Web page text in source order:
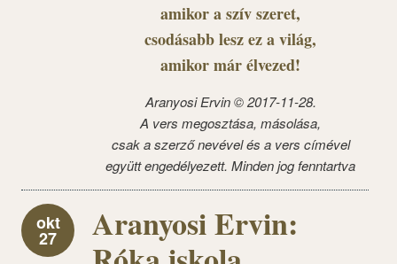
amikor a szív szeret,
csodásabb lesz ez a világ,
amikor már élvezed!
Aranyosi Ervin © 2017-11-28.
A vers megosztása, másolása,
csak a szerző nevével és a vers címével
együtt engedélyezett. Minden jog fenntartva
okt
27
Aranyosi Ervin: